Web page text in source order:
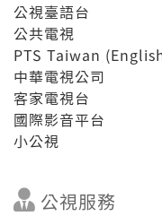
公視臺語台
公共電視
PTS Taiwan
中華電視公司
客家電視台
國際影音平台
小公視
公視服務